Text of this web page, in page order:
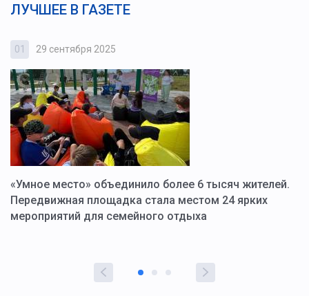
ЛУЧШЕЕ В ГАЗЕТЕ
01 29 сентября 2025
«Умное место» объединило более 6 тысяч жителей.
Передвижная площадка стала местом 24 ярких
мероприятий для семейного отдыха